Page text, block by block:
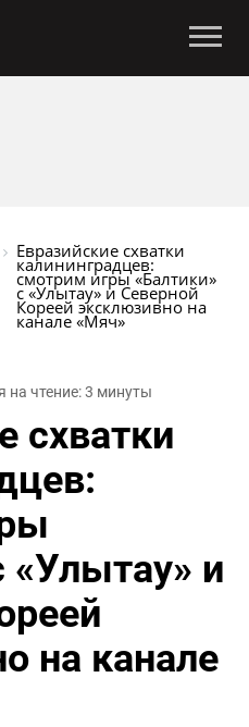
Евразийские схватки
калининградцев:
смотрим игры «Балтики»
с «Улытау» и Северной
Кореей эксклюзивно на
канале «Мяч»
на чтение: 3 минуты
схватки
«Улытау» и
на канале